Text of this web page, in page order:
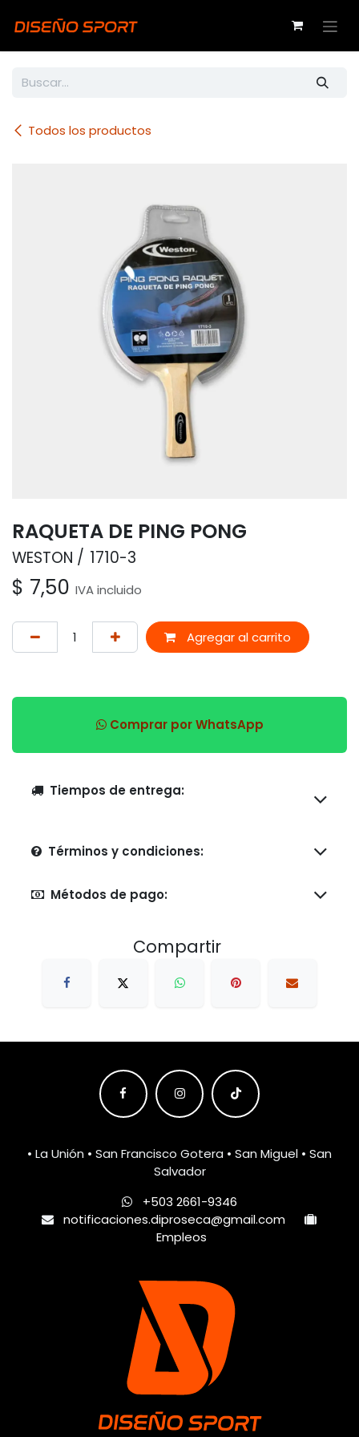
Todos los productos
RAQUETA DE PING PONG
WESTON 1710-3
$ 7,50 IVA incluido
Agregar al carrito
Comprar por WhatsApp
Tiempos de entrega:
Términos y condiciones:
Métodos de pago:
Compartir
• La Unión • San Francisco Gotera • San Miguel • San
Salvador
+503 2661-9346
notificaciones.diproseca@gmail.com
Empleos